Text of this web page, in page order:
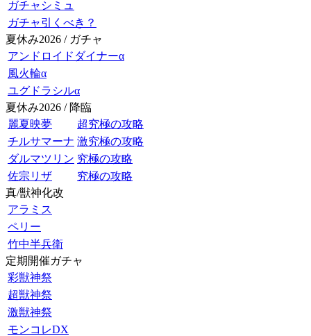
ガチャシミュ
ガチャ引くべき？
夏休み2026 / ガチャ
アンドロイドダイナーα
風火輪α
ユグドラシルα
夏休み2026 / 降臨
麗夏映夢
超究極の攻略
チルサマーナ 激究極の攻略
ダルマツリン 究極の攻略
佐宗リザ
究極の攻略
真/獣神化改
アラミス
ペリー
竹中半兵衛
定期開催ガチャ
彩獣神祭
超獣神祭
激獣神祭
モンコレDX